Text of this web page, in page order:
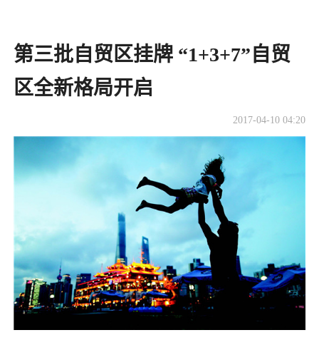
第三批自贸区挂牌 “1+3+7”自贸
区全新格局开启
2017-04-10 04:20